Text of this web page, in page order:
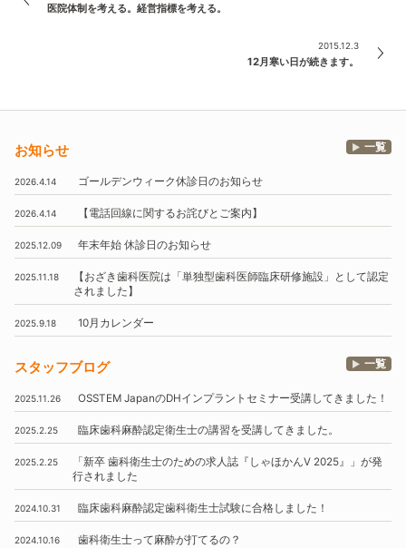
医院体制を考える。経営指標を考える。
2015.12.3
12月寒い日が続きます。
お知らせ 一覧
2026.4.14 ゴールデンウィーク休診日のお知らせ
2026.4.14 【電話回線に関するお詫びとご案内】
2025.12.09 年末年始 休診日のお知らせ
2025.11.18 【おざき歯科医院は 「単独型歯科医師臨床研修施設」
として認定
されました】
2025.9.18 10月 カレンダー
スタッフブログ 一覧
2025.11.26 OSSTEM JapanのDHインプラントセミナー受講してきました！
2025.2.25 臨床歯科麻酔認定衛生士の講習を受講してきました。
2025.2.25 「新卒 歯科衛生士のための求人誌『しゃほかんV 2025』」 が発
行されました
2024.10.31 臨床歯科麻酔認定歯科衛生士試験に合格しました！
2024.10.16 歯科衛生士って麻酔が打てるの？